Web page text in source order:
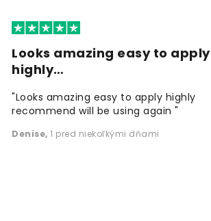
Looks amazing easy to apply
highly…
"Looks amazing easy to apply highly
recommend will be using again "
Denise, 1 pred niekoľkými dňami